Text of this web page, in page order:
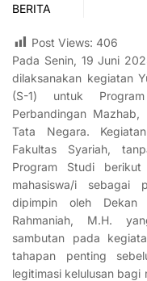
BERITA
Post Views: 406
Pada Senin, 19 Juni
dilaksanakan kegiatan
(S-1) untuk
Perbandingan
Tata Negara.
Fakultas Syariah,
Program Studi
mahasiswa/i sebagai
dipimpin oleh
Rahmaniah, M.H.
sambutan pada
tahapan penting
legitimasi kelulusan bagi